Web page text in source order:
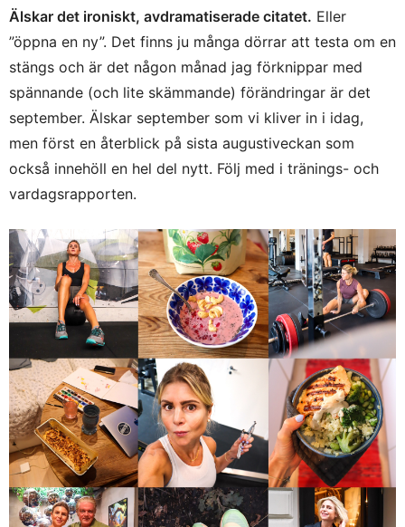
Älskar det ironiskt, avdramatiserade citatet. Eller
”öppna en ny”. Det finns ju många dörrar att testa om en
stängs och är det någon månad jag förknippar med
spännande (och lite skämmande) förändringar är det
september. Älskar september som vi kliver in i idag,
men först en återblick på sista augustiveckan som
också innehöll en hel del nytt. Följ med i tränings- och
vardagsrapporten.